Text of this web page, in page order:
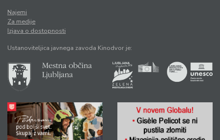
Najemi
Za medije
Izjava o dostopnosti
Ustanoviteljica javnega zavoda Kinodvor je: